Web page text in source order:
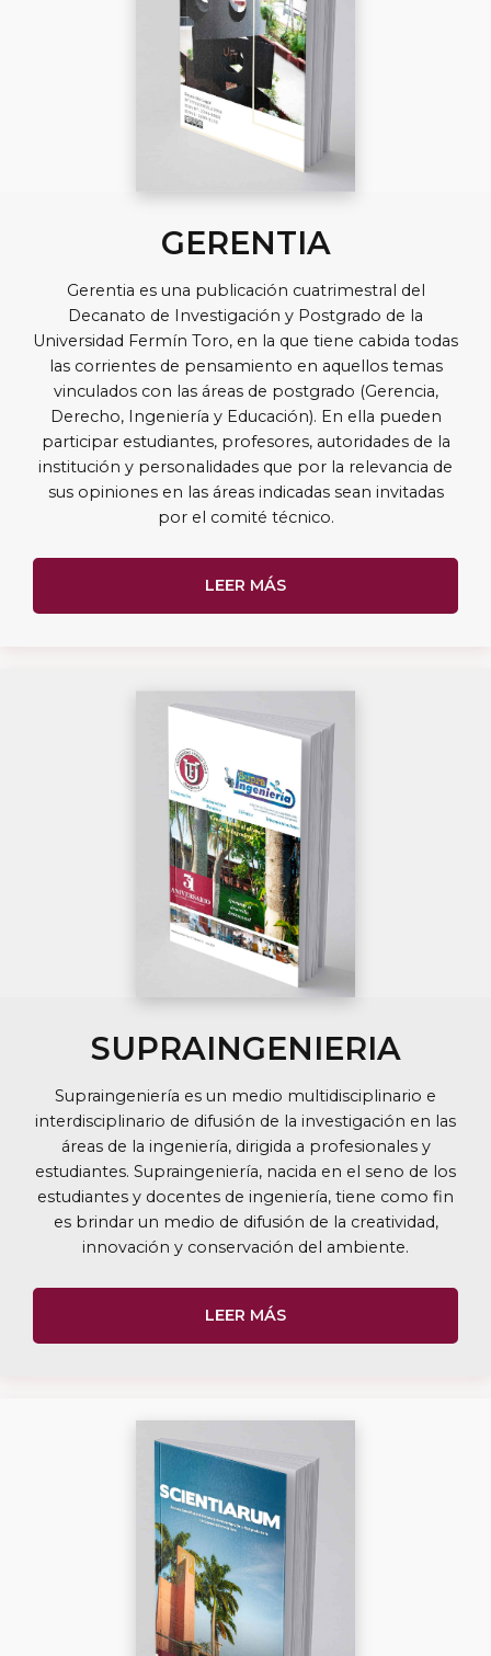
GERENTIA
Gerentia es una publicación cuatrimestral del
Decanato de Investigación y Postgrado de la
Universidad Fermín Toro, en la que tiene cabida todas
las corrientes de pensamiento en aquellos temas
vinculados con las áreas de postgrado (Gerencia,
Derecho, Ingeniería y Educación). En ella pueden
participar estudiantes, profesores, autoridades de la
institución y personalidades que por la relevancia de
sus opiniones en las áreas indicadas sean invitadas
por el comité técnico.
LEER MÁS
SUPRAINGENIERIA
Supraingeniería es un medio multidisciplinario e
interdisciplinario de difusión de la investigación en las
áreas de la ingeniería, dirigida a profesionales y
estudiantes. Supraingeniería, nacida en el seno de los
estudiantes y docentes de ingeniería, tiene como fin
es brindar un medio de difusión de la creatividad,
innovación y conservación del ambiente.
LEER MÁS